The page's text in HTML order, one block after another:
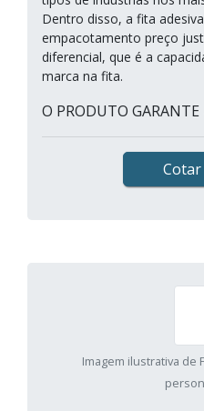
Dentro disso, a fita
empacotamento preço
diferencial, que é a
marca na fita.
O PRODUTO
Imagem ilustrativa de